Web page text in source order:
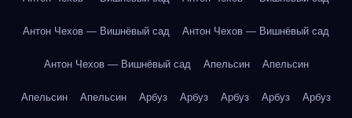
Антон Чехов — Вишнёвый сад Антон Чехов — Вишнёвый сад
Антон Чехов — Вишнёвый сад Апельсин Апельсин
Апельсин Апельсин Арбуз Арбуз Арбуз Арбуз Арбуз